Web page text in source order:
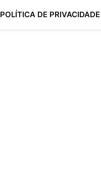
POLÍTICA DE PRIVACIDADE